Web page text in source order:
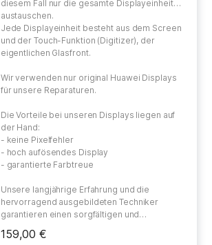
diesem Fall nur die gesamte Displayeinheit
austauschen.
Jede Displayeinheit besteht aus dem Screen
und der Touch-Funktion (Digitizer), der
eigentlichen Glasfront.
Wir verwenden nur original Huawei Displays
für unsere Reparaturen.
Die Vorteile bei unseren Displays liegen auf
der Hand:
- keine Pixelfehler
- hoch aufösendes Display
- garantierte Farbtreue
Unsere langjährige Erfahrung und die
hervorragend ausgebildeten Techniker
garantieren einen sorgfältigen und
Ihres defekten Gerätes.
159,00 €